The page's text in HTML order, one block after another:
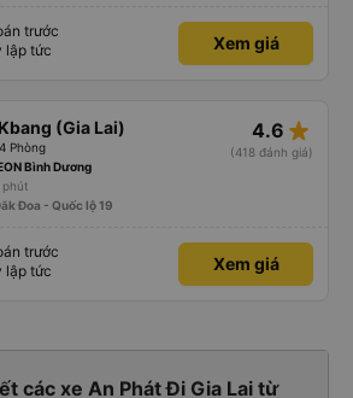
trước
lập tức
Xem giá
(Gia Lai)
Phòng
4.6 star_rate
(418 đánh giá)
Bình Dương
phút
Đoa - Quốc lộ 19
trước
lập tức
Xem giá
các xe An Phát Đi Gia Lai từ